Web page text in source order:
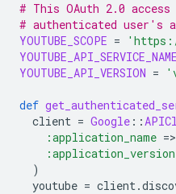
# This OAuth 2.0
# authenticated user's
YOUTUBE_SCOPE =
YOUTUBE_API_SERVICE_NAME
YOUTUBE_API_VERSION =
def
client = Google ::
:application_name =>
:application_version
)
youtube = client.